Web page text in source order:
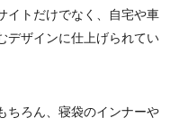
イトだけでなく、自宅や車
デザインに仕上げられてい
ちろん、寝袋のインナーや